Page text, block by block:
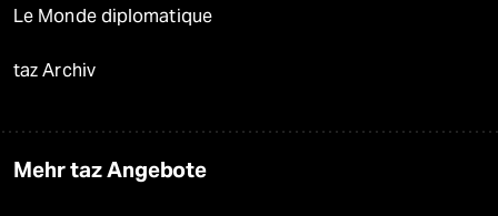
Le Monde diplomatique
taz Archiv
Mehr taz Angebote